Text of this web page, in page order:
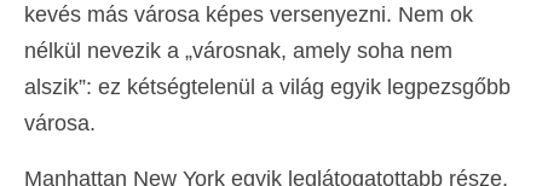
kevés más városa képes versenyezni. Nem ok
nélkül nevezik a „városnak, amely soha nem
alszik”: ez kétségtelenül a világ egyik legpezsgőbb
városa.
Manhattan New York egyik leglátogatottabb része,